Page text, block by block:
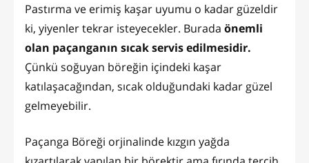
Pastırma ve erimiş kaşar uyumu o kadar güzeldir
ki, yiyenler tekrar isteyecekler. Burada önemli
olan paçanganın sıcak servis edilmesidir.
Çünkü soğuyan böreğin içindeki kaşar
katılaşacağından, sıcak olduğundaki kadar güzel
gelmeyebilir.
Paçanga Böreği orjinalinde kızgın yağda